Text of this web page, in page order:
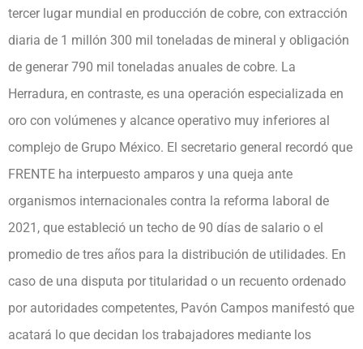
tercer lugar mundial en producción de cobre, con extracción
diaria de 1 millón 300 mil toneladas de mineral y obligación
de generar 790 mil toneladas anuales de cobre. La
Herradura, en contraste, es una operación especializada en
oro con volúmenes y alcance operativo muy inferiores al
complejo de Grupo México. El secretario general recordó que
FRENTE ha interpuesto amparos y una queja ante
organismos internacionales contra la reforma laboral de
2021, que estableció un techo de 90 días de salario o el
promedio de tres años para la distribución de utilidades. En
caso de una disputa por titularidad o un recuento ordenado
por autoridades competentes, Pavón Campos manifestó que
acatará lo que decidan los trabajadores mediante los